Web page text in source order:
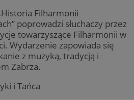
Filharmonii
poprowadzi słuchaczy przez
towarzyszące Filharmonii w
Wydarzenie zapowiada się
z muzyką, tradycją i
Zabrza.
i Tańca